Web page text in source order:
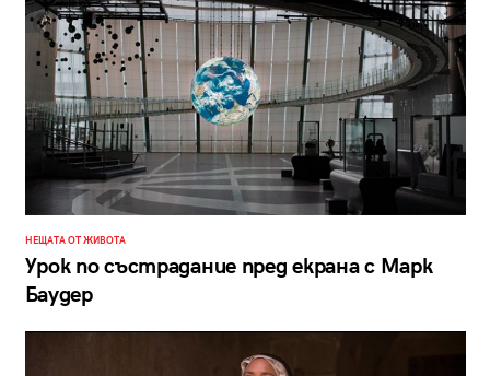
НЕЩАТА ОТ ЖИВОТА
Урок по състрадание пред екрана с Марк
Баудер